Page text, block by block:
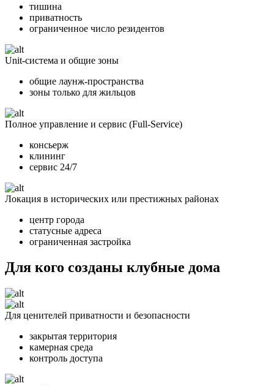
тишина
приватность
ограниченное число резидентов
Unit-система и общие зоны
общие лаунж-пространства
зоны только для жильцов
Полное управление и сервис (Full-Service)
консьерж
клининг
сервис 24/7
Локация в исторических или престижных районах
центр города
статусные адреса
ограниченная застройка
Для кого созданы клубные дома
Для ценителей приватности и безопасности
закрытая территория
камерная среда
контроль доступа